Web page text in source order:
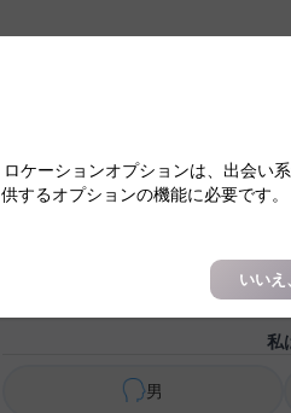
ジオロケーションに同意することに
アカウン
私
男
ロケーションオプションは、出会い
供するオプションの機能に必要です
いいえ